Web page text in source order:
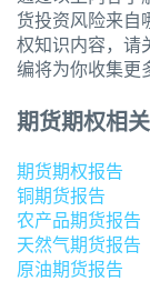
货投资风险来自
权知识内容，请
编将为你收集更
期货期权相
期货期权报告
铜期货报告
农产品期货报告
天然气期货报告
原油期货报告